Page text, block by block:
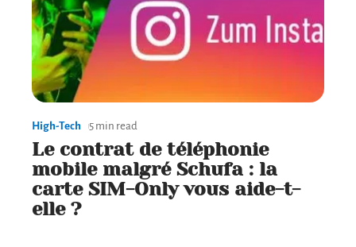
High-Tech 5 min read
Le contrat de téléphonie
mobile malgré Schufa : la
carte SIM-Only vous aide-t-
elle ?